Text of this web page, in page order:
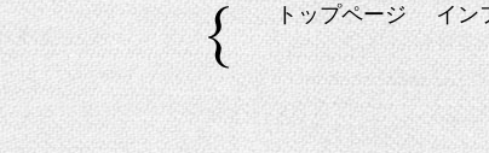
トップページ イン